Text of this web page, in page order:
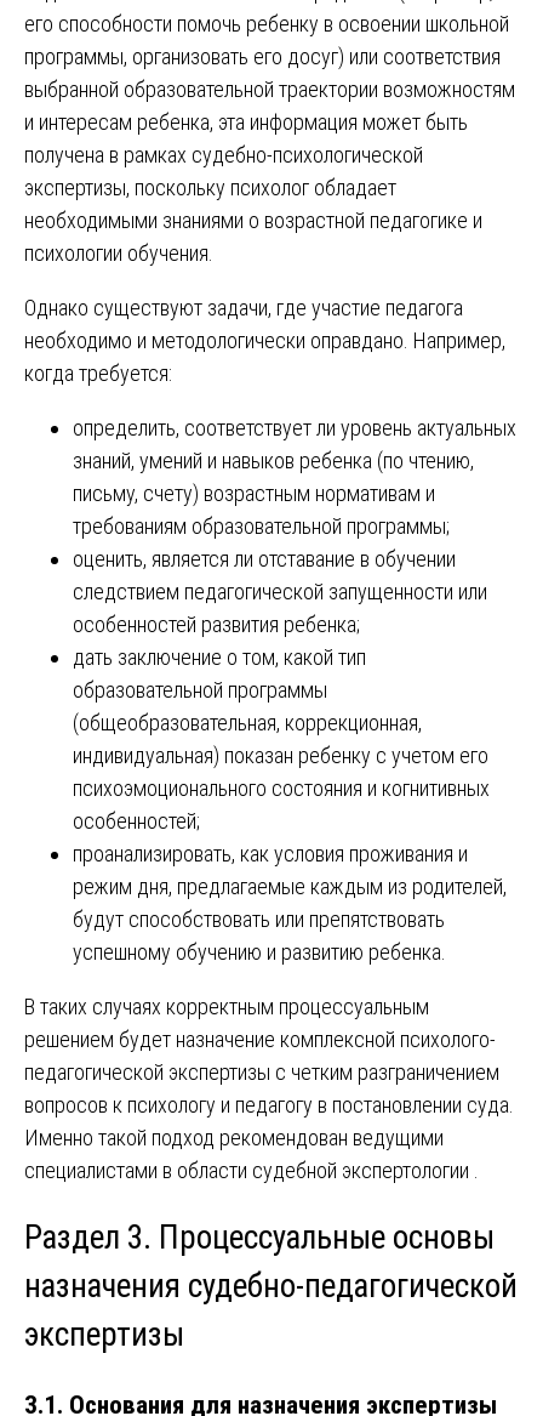
его способности помочь ребенку в освоении школьной
программы, организовать его досуг) или соответствия
выбранной образовательной траектории возможностям
и интересам ребенка, эта информация может быть
получена в рамках судебно-психологической
экспертизы, поскольку психолог обладает
необходимыми знаниями о возрастной педагогике и
психологии обучения.
Однако существуют задачи, где участие педагога
необходимо и методологически оправдано. Например,
когда требуется:
определить, соответствует ли уровень актуальных
знаний, умений и навыков ребенка (по чтению,
письму, счету) возрастным нормативам и
требованиям образовательной программы;
оценить, является ли отставание в обучении
следствием педагогической запущенности или
особенностей развития ребенка;
дать заключение о том, какой тип
образовательной программы
(общеобразовательная, коррекционная,
индивидуальная) показан ребенку с учетом его
психоэмоционального состояния и когнитивных
особенностей;
проанализировать, как условия проживания и
режим дня, предлагаемые каждым из родителей,
будут способствовать или препятствовать
успешному обучению и развитию ребенка.
В таких случаях корректным процессуальным
решением будет назначение комплексной психолого-
педагогической экспертизы с четким разграничением
вопросов к психологу и педагогу в постановлении суда.
Именно такой подход рекомендован ведущими
специалистами в области судебной экспертологии .
Раздел 3. Процессуальные основы
назначения судебно-педагогической
экспертизы
3.1. Основания для назначения экспертизы